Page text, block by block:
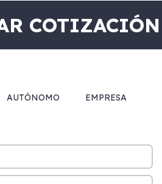
COTIZACIÓN
AUTÓNOMO EMPRESA